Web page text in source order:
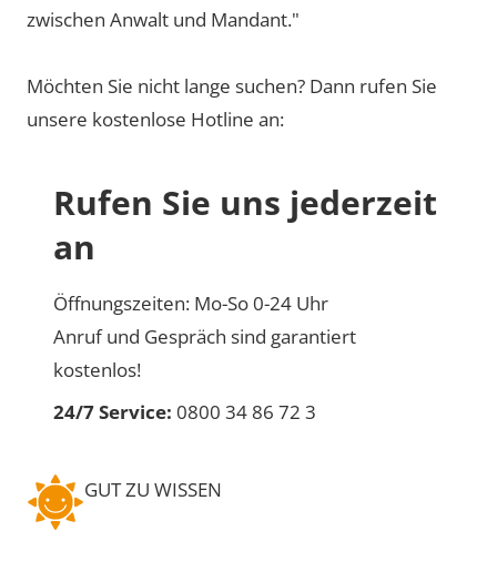
zwischen Anwalt und Mandant."
Möchten Sie nicht lange suchen? Dann rufen Sie
unsere kostenlose Hotline an:
Rufen Sie uns jederzeit
an
Öffnungszeiten: Mo-So 0-24 Uhr
Anruf und Gespräch sind garantiert
kostenlos!
24/7 Service: 0800 34 86 72 3
GUT ZU WISSEN